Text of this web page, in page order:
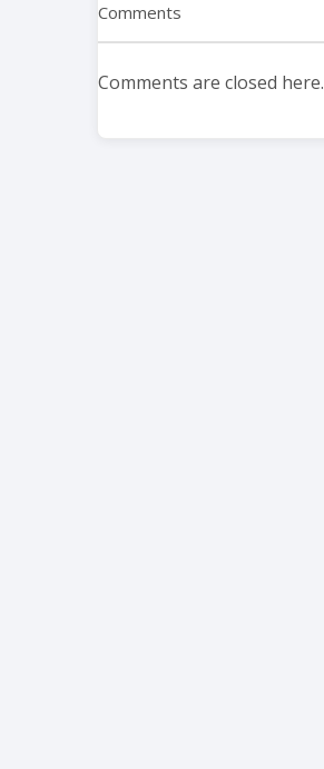
Comments
Comments are closed here.